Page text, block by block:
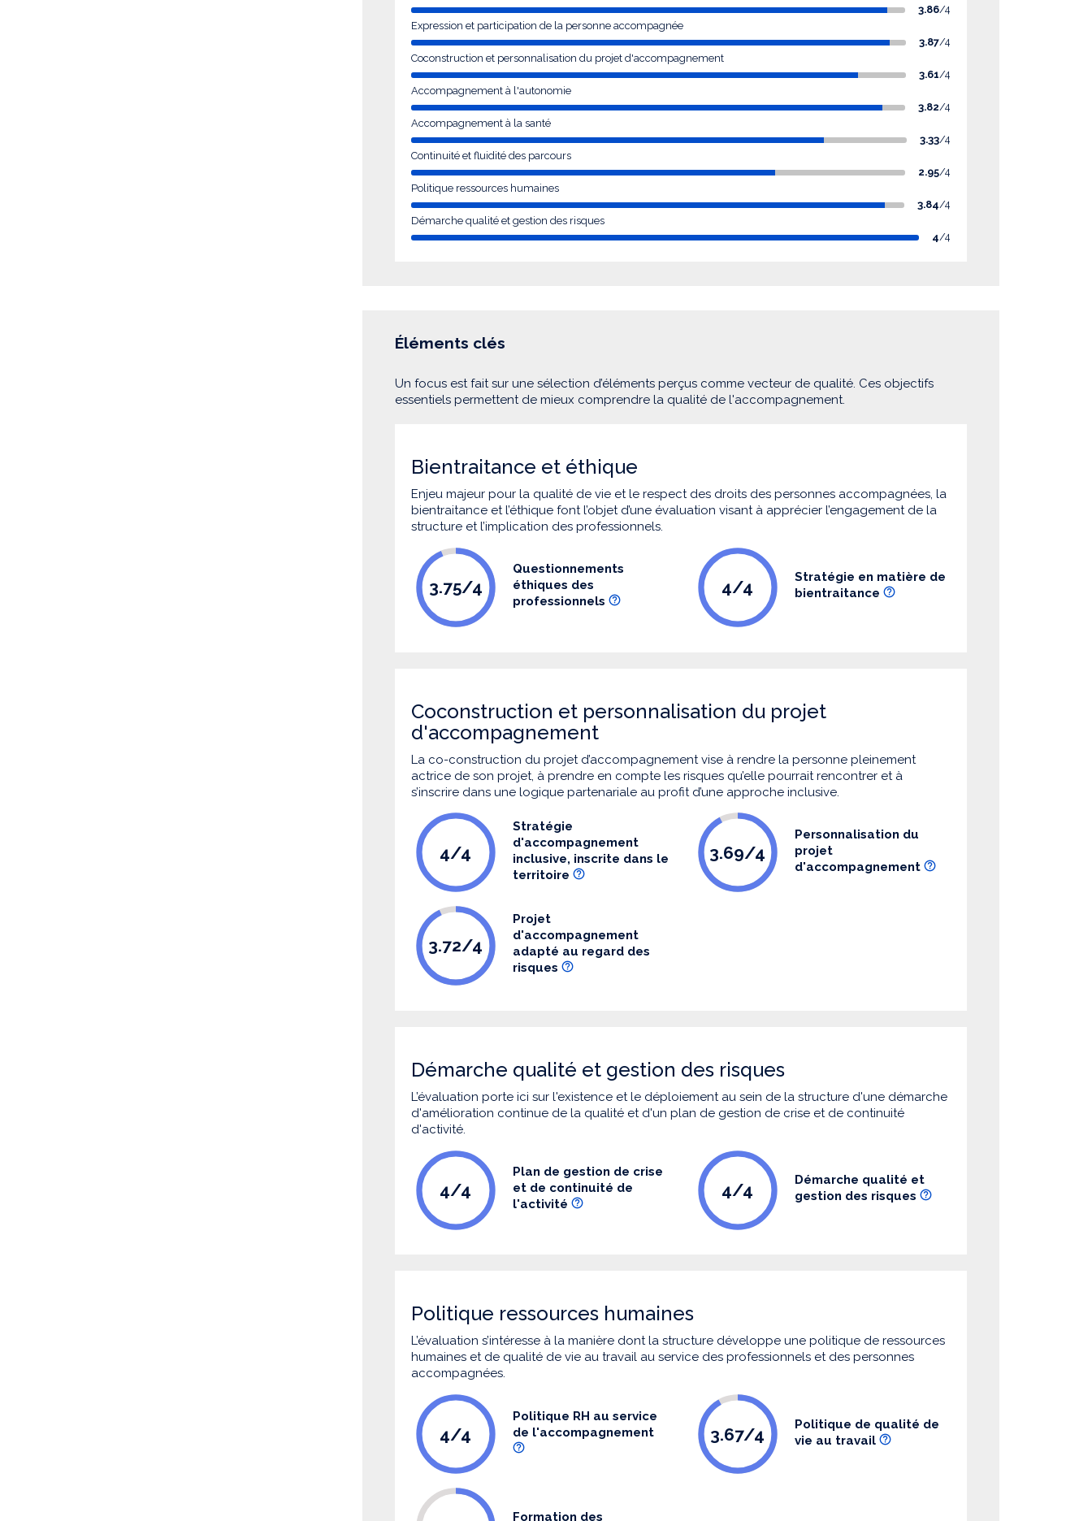
3.86/4
Expression et participation de la personne accompagnée
3.87/4
Coconstruction et personnalisation du projet d'accompagnement
3.61/4
Accompagnement à l'autonomie
3.82/4
Accompagnement à la santé
3.33/4
Continuité et fluidité des parcours
2.95/4
Politique ressources humaines
3.84/4
Démarche qualité et gestion des risques
4/4
Éléments clés
Un focus est fait sur une sélection d’éléments perçus comme vecteur de qualité. Ces objectifs
essentiels permettent de mieux comprendre la qualité de l'accompagnement.
Bientraitance et éthique
Enjeu majeur pour la qualité de vie et le respect des droits des personnes accompagnées, la
bientraitance et l’éthique font l’objet d’une évaluation visant à apprécier l’engagement de la
structure et l’implication des professionnels.
3.75/4
Questionnements
éthiques des
professionnels
4/4
Stratégie en matière de
bientraitance
Coconstruction et personnalisation du projet
d'accompagnement
La co-construction du projet d’accompagnement vise à rendre la personne pleinement
actrice de son projet, à prendre en compte les risques qu’elle pourrait rencontrer et à
s’inscrire dans une logique partenariale au profit d’une approche inclusive.
4/4
Stratégie
d'accompagnement
inclusive, inscrite dans le
territoire
3.69/4
Personnalisation du
projet
d'accompagnement
3.72/4
Projet
d'accompagnement
adapté au regard des
risques
Démarche qualité et gestion des risques
L’évaluation porte ici sur l'existence et le déploiement au sein de la structure d'une démarche
d'amélioration continue de la qualité et d'un plan de gestion de crise et de continuité
d'activité.
4/4
Plan de gestion de crise
et de continuité de
l'activité
4/4
Démarche qualité et
gestion des risques
Politique ressources humaines
L’évaluation s’intéresse à la manière dont la structure développe une politique de ressources
humaines et de qualité de vie au travail au service des professionnels et des personnes
accompagnées.
4/4
Politique RH au service
de l'accompagnement
3.67/4
Politique de qualité de
vie au travail
Formation des